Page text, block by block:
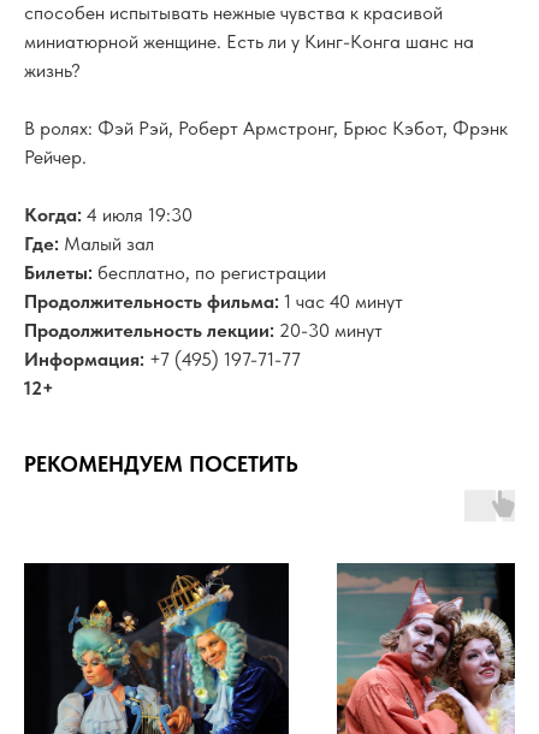
способен испытывать нежные чувства к красивой
миниатюрной женщине. Есть ли у Кинг-Конга шанс на
жизнь?
В ролях: Фэй Рэй, Роберт Армстронг, Брюс Кэбот, Фрэнк
Рейчер.
Когда: 4 июля 19:30
Где: Малый зал
Билеты: бесплатно, по регистрации
Продолжительность фильма: 1 час 40 минут
Продолжительность лекции: 20-30 минут
Информация: +7 (495) 197-71-77
12+
РЕКОМЕНДУЕМ ПОСЕТИТЬ